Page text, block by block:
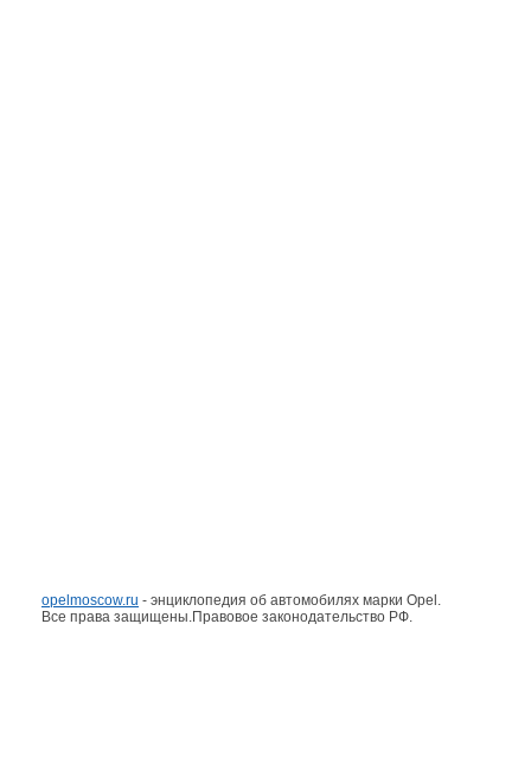
opelmoscow.ru - энциклопедия об автомобилях марки Opel.
Все права защищены.Правовое законодательство РФ.